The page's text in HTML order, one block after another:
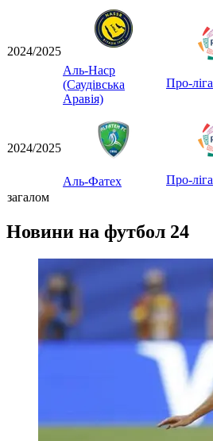
2024/2025
Аль-Наср
(Саудівська
Аравія)
Про-ліга
2024/2025
Аль-Фатех Про-ліга
загалом
Новини на футбол 24